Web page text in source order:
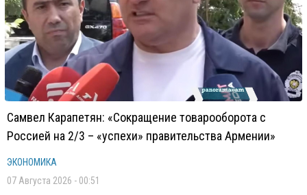
Самвел Карапетян: «Сокращение товарооборота с
Россией на 2/3 – «успехи» правительства Армении»
ЭКОНОМИКА
07 Августа 2026 - 00:51